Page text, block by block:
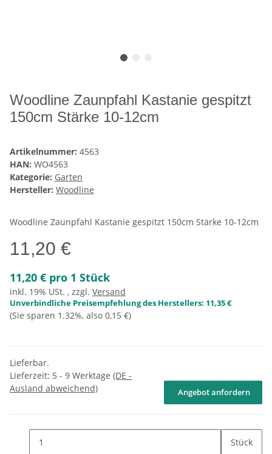
Woodline Zaunpfahl Kastanie gespitzt
150cm Stärke 10-12cm
Artikelnummer: 4563
HAN: WO4563
Kategorie: Garten
Hersteller: Woodline
Woodline Zaunpfahl Kastanie gespitzt 150cm Stärke 10-12cm
11,20 €
11,20 € pro 1 Stück
inkl. 19% USt. , zzgl. Versand
Unverbindliche Preisempfehlung des Herstellers: 11,35 €
(Sie sparen 1.32%, also 0,15 €)
Lieferbar.
Lieferzeit: 5 - 9 Werktage (DE -
Ausland abweichend)
Angebot anfordern
Stück